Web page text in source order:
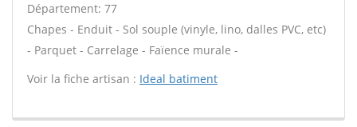
Département: 77
Chapes - Enduit - Sol souple (vinyle, lino, dalles PVC, etc)
- Parquet - Carrelage - Faïence murale -
Voir la fiche artisan : Ideal batiment